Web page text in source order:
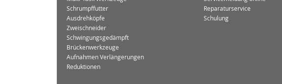
Schrumpffutter
Ausdrehköpfe
Zweischneider
Schwingungsgedämpft
Brückenwerkzeuge
Aufnahmen Verlängerungen
Reduktionen
Reparaturservice
Schulung